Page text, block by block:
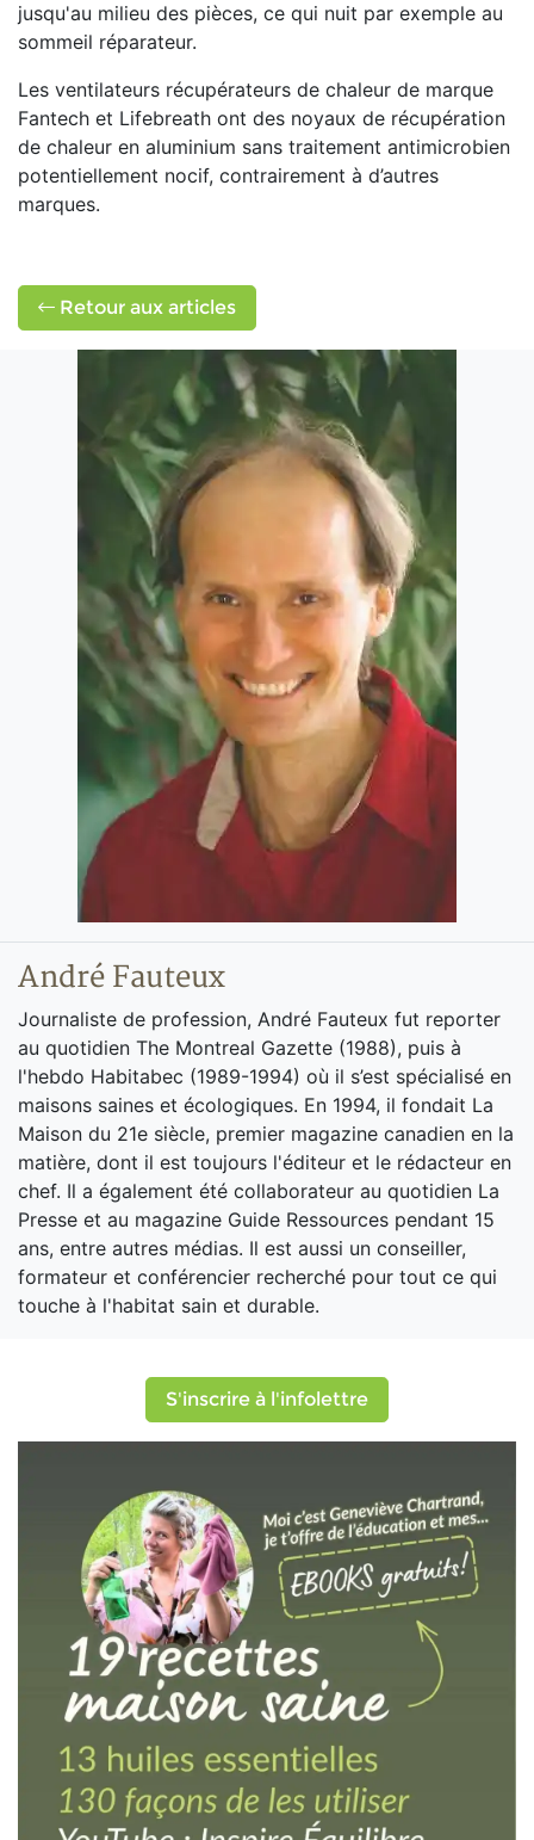
jusqu'au milieu des pièces, ce qui nuit par exemple au
sommeil réparateur.
Les ventilateurs récupérateurs de chaleur de marque
Fantech et Lifebreath ont des noyaux de récupération
de chaleur en aluminium sans traitement antimicrobien
potentiellement nocif, contrairement à d’autres
marques.
Retour aux articles
André Fauteux
Journaliste de profession, André Fauteux fut reporter
au quotidien The Montreal Gazette (1988), puis à
l'hebdo Habitabec (1989-1994) où il s’est spécialisé en
maisons saines et écologiques. En 1994, il fondait La
Maison du 21e siècle, premier magazine canadien en la
matière, dont il est toujours l'éditeur et le rédacteur en
chef. Il a également été collaborateur au quotidien La
Presse et au magazine Guide Ressources pendant 15
ans, entre autres médias. Il est aussi un conseiller,
formateur et conférencier recherché pour tout ce qui
touche à l'habitat sain et durable.
S'inscrire à l'infolettre